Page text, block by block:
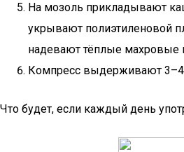
На мозоль прикладывают
укрывают полиэтиленовой
надевают тёплые махровые
Компресс выдерживают 3–4
Что будет, если каждый день